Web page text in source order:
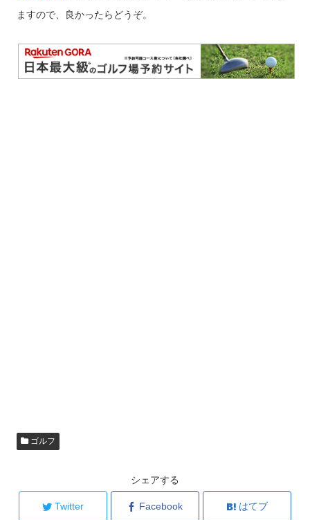
ますので、良かったらどうぞ。
ゴルフ
シェアする
Twitter Facebook はてブ